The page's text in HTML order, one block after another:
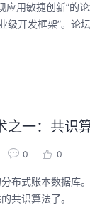
用敏捷创新”的
开发框架”。
之一：共识
0 0
布式账本数据
共识算法了。